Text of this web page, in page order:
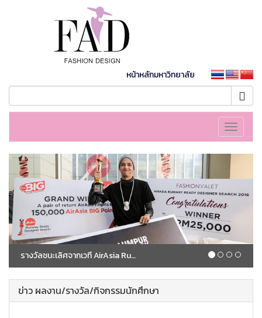
หน้าหลักมหาวิทยาลัย
Toggle
รางวัลชนะเลิศจากเวที AirAsia Runway Ready Designer Search 2016
ข่าว ผลงาน/รางวัล/กิจกรรมนักศึกษา